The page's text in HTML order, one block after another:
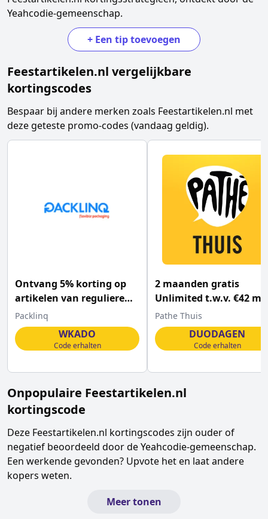
Yeahcodie-gemeenschap.
+ Een tip toevoegen
Feestartikelen.nl vergelijkbare
kortingscodes
Bespaar bij andere merken zoals Feestartikelen.nl met
deze geteste promo-codes (vandaag geldig).
Ontvang 5% korting op
artikelen van reguliere
prijs met deze Packlinq
coupon
Packlinq
WKADO
Code erhalten
2 maanden gratis
Unlimited t.w.v. €42
deze Pathé
Pathe Thuis
DUODAGEN
Code erhalten
Onpopulaire Feestartikelen.nl
kortingscode
Deze Feestartikelen.nl kortingscodes zijn ouder of
negatief beoordeeld door de Yeahcodie-gemeenschap.
Een werkende gevonden? Upvote het en laat andere
kopers weten.
Meer tonen